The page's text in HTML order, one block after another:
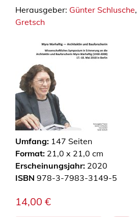
Herausgeber: Günter Schlusche,
Gretsch
Umfang: 147 Seiten
Format: 21,0 x 21,0 cm
Erscheinungsjahr: 2020
ISBN 978-3-7983-3149-5
14,00 €